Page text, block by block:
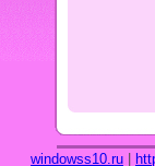
windowss10.ru